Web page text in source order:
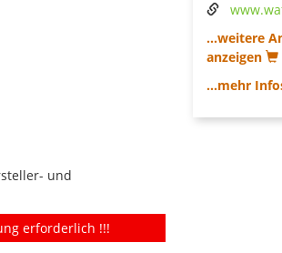
und
erforderlich !!!
...weitere
anzeigen
...mehr